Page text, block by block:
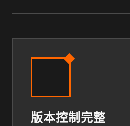
版本控制完整